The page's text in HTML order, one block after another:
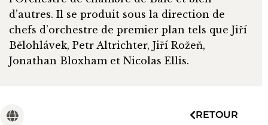
d’autres. Il se produit sous la direction de
chefs d’orchestre de premier plan tels que Jiří
Bělohlávek, Petr Altrichter, Jiří Rožeň,
Jonathan Bloxham et Nicolas Ellis.
RETOUR